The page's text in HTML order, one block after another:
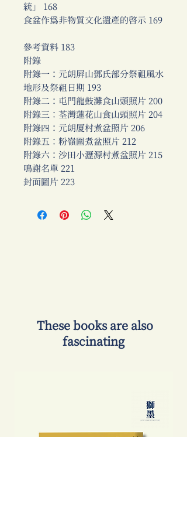
統」 168
食盆作為非物質文化遺產的啟示 169
參考資料 183
附錄
附錄一：元朗屏山鄧氏部分祭祖風水
地形及祭祖日期 193
附錄二：屯門龍鼓灘食山頭照片 200
附錄三：荃灣蓮花山食山頭照片 204
附錄四：元朗厦村煮盆照片 206
附錄五：粉嶺圍煮盆照片 212
附錄六：沙田小瀝源村煮盆照片 215
鳴謝名單 221
封面圖片 223
​ These books are also
fascinating